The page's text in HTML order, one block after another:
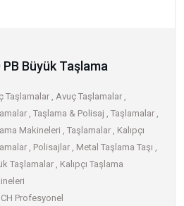
PB Büyük Taşlama
Taşlamalar ,Avuç Taşlamalar ,
,Taşlama & Polisaj ,Taşlamalar ,
Makineleri ,Taşlamalar , Kalıpçı
, Polisajlar , Metal Taşlama Taşı ,
Taşlamalar , Kalıpçı Taşlama
Profesyonel